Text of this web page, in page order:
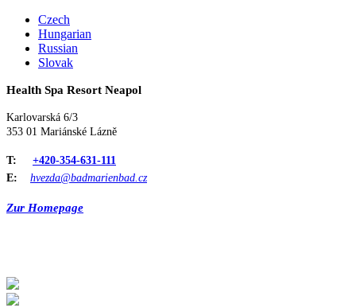
Czech
Hungarian
Russian
Slovak
Health Spa Resort Neapol
Karlovarská 6/3
353 01 Mariánské Lázně
T:
+420-354-631-111
E:
hvezda@badmarienbad.cz
Zur Homepage